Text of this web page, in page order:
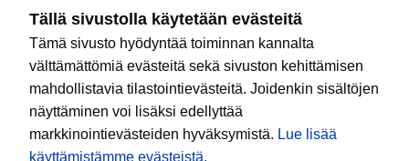
Tällä sivustolla käytetään evästeitä
Tämä sivusto hyödyntää toiminnan kannalta
välttämättömiä evästeitä sekä sivuston kehittämisen
mahdollistavia tilastointievästeitä. Joidenkin sisältöjen
näyttäminen voi lisäksi edellyttää
markkinointievästeiden hyväksymistä. Lue lisää
käyttämistämme evästeistä.​​​​​​
Tietoa evästeistä
Kansallinen senioriliitto ryon valtakunnallinen
eläkeläisjärjestö, joka edistää ikääntyvien ja
eläkeläisten sosiaalista turvallisuutta ja hyvinvointia
sekä valvoo heidän oikeuksiaan liiton arvoja
noudattaen. Liitto on puolueisiin kuulumaton.